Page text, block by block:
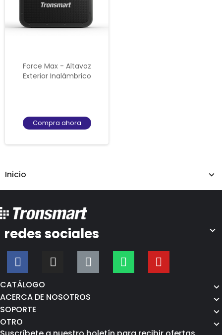
Inicio
Force Max - Altavoz
Exterior Inalámbrico
Compra ahora
redes sociales
CATÁLOGO
ACERCA DE NOSOTROS
SOPORTE
OTRO